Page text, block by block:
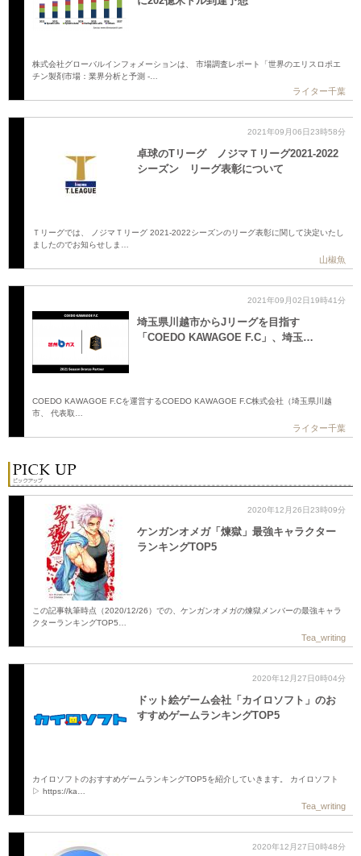
株式会社グローバルインフォメーションは、 市場調査レポート「世界のエリスロポエ
チン製剤市場：業界分析と予測 -…
ライター千葉
2021年09月06日23時58分
卓球のTリーグ ノジマＴリーグ2021-2022
シーズン リーグ表彰について
Ｔリーグでは、 ノジマＴリーグ 2021-2022シーズンのリーグ表彰に関して決定いたし
ましたのでお知らせしま…
山椒魚
2021年09月02日19時41分
埼玉県川越市からJリーグを目指す
「COEDO KAWAGOE F.C」、埼玉…
COEDO KAWAGOE F.Cを運営するCOEDO KAWAGOE F.C株式会社（埼玉県川越
市、 代表取…
ライター千葉
2020年12月26日23時09分
ケンガンオメガ「煉獄」最強キャラクター
ランキングTOP5
この記事執筆時点（2020/12/26）での、ケンガンオメガの煉獄メンバーの最強キャラ
クターランキングTOP5…
Tea_writing
2020年12月27日0時04分
ドット絵ゲーム会社「カイロソフト」のお
すすめゲームランキングTOP5
カイロソフトのおすすめゲームランキングTOP5を紹介していきます。 カイロソフト
▷ https://ka…
Tea_writing
2020年12月27日0時48分